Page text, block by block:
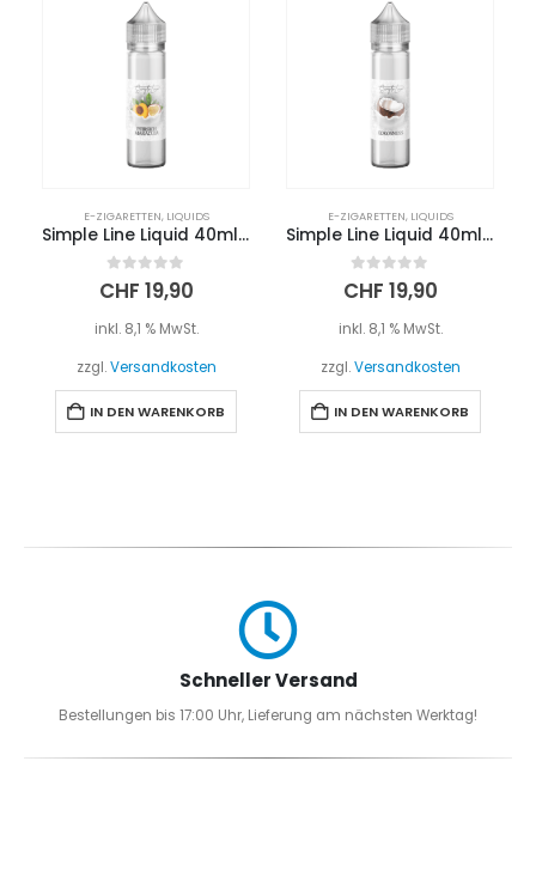
E-ZIGARETTEN, LIQUIDS
Simple Line Liquid 40ml – PFIRSICH MARACUJA
0 out of 5
CHF 19,90
inkl. 8,1 % MwSt.
zzgl.Versandkosten
IN DEN WARENKORB
E-ZIGARETTEN, LIQUIDS
Simple Line Liquid 40ml – KOKOSNUSS
0 out of 5
CHF 19,90
inkl. 8,1 % MwSt.
zzgl.Versandkosten
IN DEN WARENKORB
Schneller Versand
Bestellungen bis 17:00 Uhr, Lieferung am nächsten Werktag!